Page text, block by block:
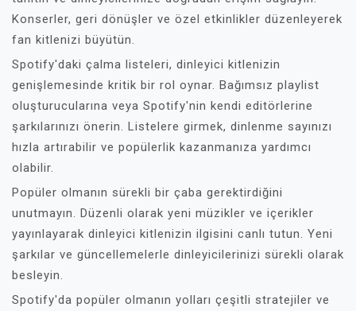
Konserler, geri dönüşler ve özel etkinlikler düzenleyerek
fan kitlenizi büyütün.
Spotify'daki çalma listeleri, dinleyici kitlenizin
genişlemesinde kritik bir rol oynar. Bağımsız playlist
oluşturucularına veya Spotify'nin kendi editörlerine
şarkılarınızı önerin. Listelere girmek, dinlenme sayınızı
hızla artırabilir ve popülerlik kazanmanıza yardımcı
olabilir.
Popüler olmanın sürekli bir çaba gerektirdiğini
unutmayın. Düzenli olarak yeni müzikler ve içerikler
yayınlayarak dinleyici kitlenizin ilgisini canlı tutun. Yeni
şarkılar ve güncellemelerle dinleyicilerinizi sürekli olarak
besleyin.
Spotify'da popüler olmanın yolları çeşitli stratejiler ve